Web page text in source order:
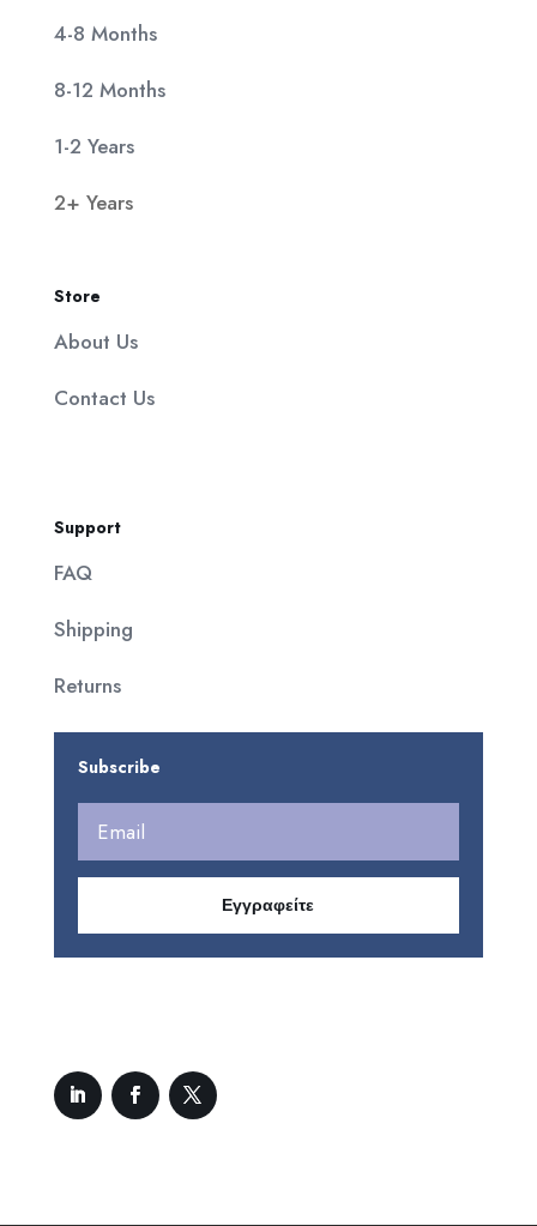
4-8 Months
8-12 Months
1-2 Years
2+ Years
Store
About Us
Contact Us
Support
FAQ
Shipping
Returns
Subscribe
Εγγραφείτε